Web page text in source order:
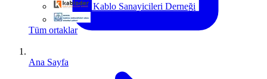
Kablo Sanayicileri Derneği
Tüm ortaklar
Ana Sayfa